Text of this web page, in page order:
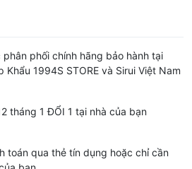
phối chính hãng bảo hành tại
1994S STORE và Sirui Việt Nam
tháng 1 ĐỔI 1 tại nhà của bạn
toán qua thẻ tín dụng hoặc chỉ cần